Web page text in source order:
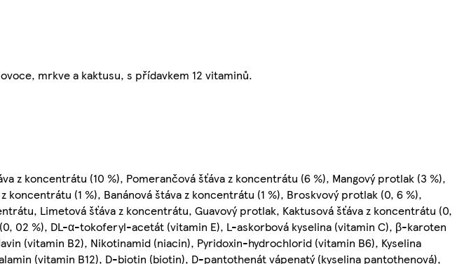
mrkve a kaktusu, s přídavkem 12 vitaminů.
z koncentrátu (10 %), Pomerančová šťáva z koncentrátu (6 %), Mangový protlak (3 %),
koncentrátu (1 %), Banánová štáva z koncentrátu (1 %), Broskvový protlak (0, 6 %),
Limetová šťáva z koncentrátu, Guavový protlak, Kaktusová šťáva z koncentrátu (0,
02 %), DL-α-tokoferyl-acetát (vitamin E), L-askorbová kyselina (vitamin C), β-karoten
(vitamin B2), Nikotinamid (niacin), Pyridoxin-hydrochlorid (vitamin B6), Kyselina
(vitamin B12), D-biotin (biotin), D-pantothenát vápenatý (kyselina pantothenová),